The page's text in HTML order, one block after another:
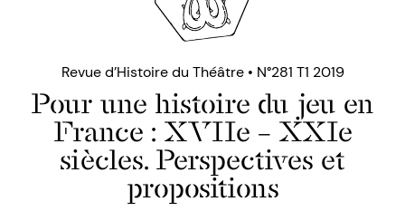
Revue d’Histoire du Théâtre • N°281 T1 2019
Pour une histoire du jeu en
France : XVIIe – XXIe
siècles. Perspectives et
propositions